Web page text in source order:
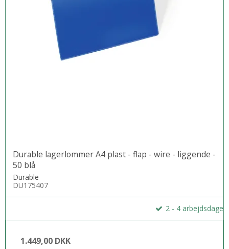
Durable lagerlommer A4 plast - flap - wire - liggende -
50 blå
Durable
DU175407
2 - 4 arbejdsdage
1.449,00 DKK